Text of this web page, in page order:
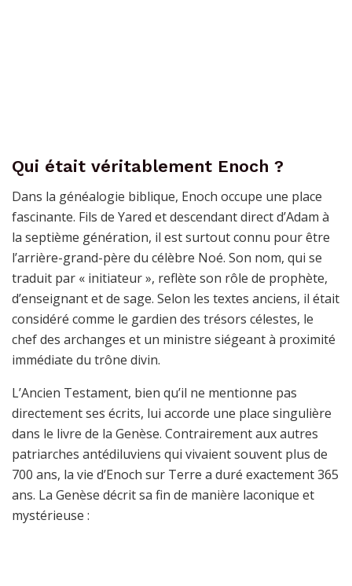
Qui était véritablement Enoch ?
Dans la généalogie biblique, Enoch occupe une place
fascinante. Fils de Yared et descendant direct d’Adam à
la septième génération, il est surtout connu pour être
l’arrière-grand-père du célèbre Noé. Son nom, qui se
traduit par « initiateur », reflète son rôle de prophète,
d’enseignant et de sage. Selon les textes anciens, il était
considéré comme le gardien des trésors célestes, le
chef des archanges et un ministre siégeant à proximité
immédiate du trône divin.
L’Ancien Testament, bien qu’il ne mentionne pas
directement ses écrits, lui accorde une place singulière
dans le livre de la Genèse. Contrairement aux autres
patriarches antédiluviens qui vivaient souvent plus de
700 ans, la vie d’Enoch sur Terre a duré exactement 365
ans. La Genèse décrit sa fin de manière laconique et
mystérieuse :